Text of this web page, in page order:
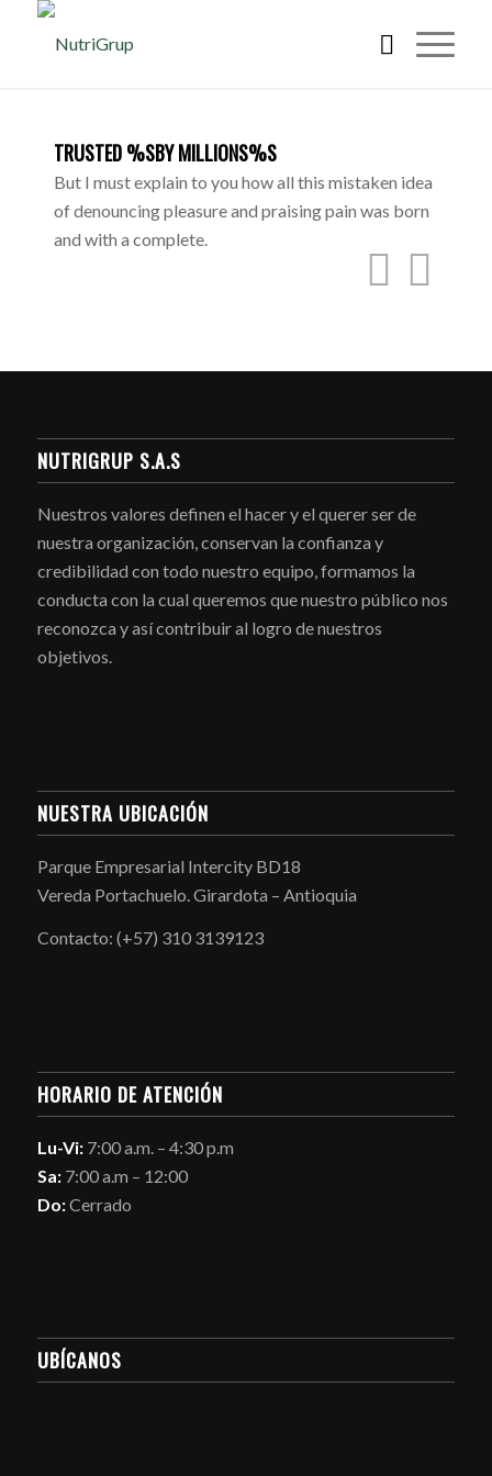
TRUSTED %SBY MILLIONS%S
But I must explain to you how all this mistaken idea
of denouncing pleasure and praising pain was born
and with a complete.
NUTRIGRUP S.A.S
Nuestros valores definen el hacer y el querer ser de
nuestra organización, conservan la confianza y
credibilidad con todo nuestro equipo, formamos la
conducta con la cual queremos que nuestro público nos
reconozca y así contribuir al logro de nuestros
objetivos.
NUESTRA UBICACIÓN
Parque Empresarial Intercity BD18
Vereda Portachuelo. Girardota – Antioquia
Contacto: (+57) 310 3139123
HORARIO DE ATENCIÓN
Lu-Vi:7:00 a.m. – 4:30 p.m
Sa:7:00 a.m – 12:00
Do:Cerrado
UBÍCANOS